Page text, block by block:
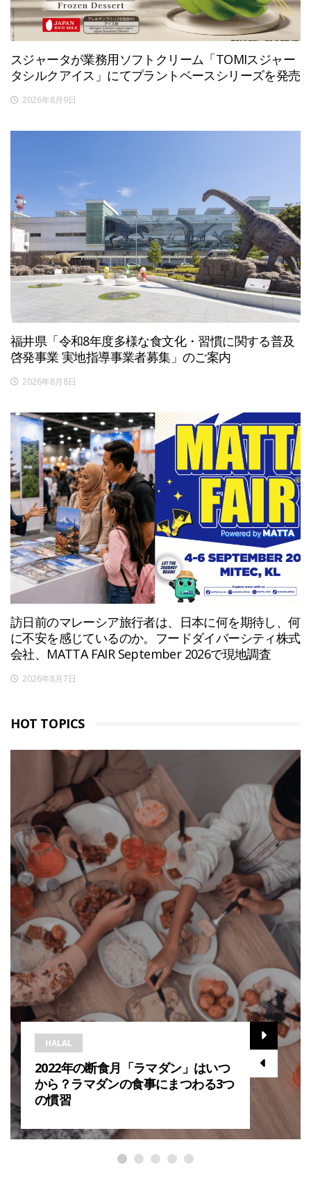
スジャータが業務用ソフトクリーム「TOMIスジャー
タシルクアイス」にてプラントベースシリーズを発売
2026年8月9日
福井県「令和8年度多様な食文化・習慣に関する普及
啓発事業 実地指導事業者募集」のご案内
2026年8月8日
訪日前のマレーシア旅行者は、日本に何を期待し、何
に不安を感じているのか。フードダイバーシティ株式
会社、MATTA FAIR September 2026で現地調査
2026年8月7日
HOT TOPICS
HALAL
2022年の断食月「ラマダン」はいつ
から？ラマダンの食事にまつわる3つ
の慣習